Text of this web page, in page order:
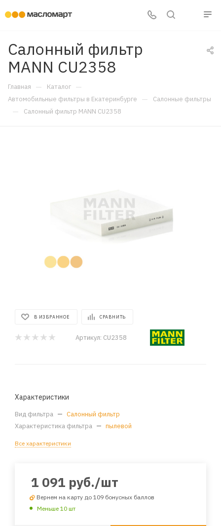
Салонный фильтр
MANN CU2358
Главная — Каталог —
Автомобильные фильтры в Екатеринбурге — Салонные фильтры
— Салонный фильтр MANN CU2358
В ИЗБРАННОЕ СРАВНИТЬ
Артикул: CU2358
Характеристики
Вид фильтра — Салонный фильтр
Характеристика фильтра — пылевой
Все характеристики
1 091 руб./шт
Вернем на карту до 109 бонусных баллов
Меньше 10 шт